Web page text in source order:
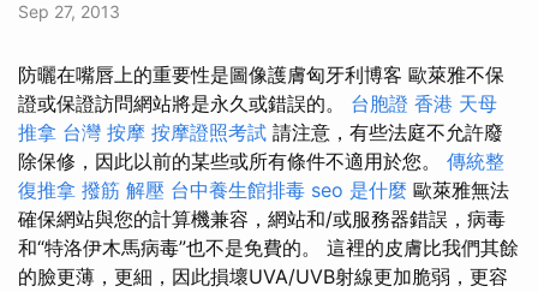
Sep 27, 2013
防曬在嘴唇上的重要性是圖像護膚匈牙利博客 歐萊雅不保
證或保證訪問網站將是永久或錯誤的。 台胞證 香港 天母
推拿 台灣 按摩 按摩證照考試 請注意，有些法庭不允許廢
除保修，因此以前的某些或所有條件不適用於您。 傳統整
復推拿 撥筋 解壓 台中養生館排毒 seo 是什麼 歐萊雅無法
確保網站與您的計算機兼容，網站和/或服務器錯誤，病毒
和“特洛伊木馬病毒”也不是免費的。 這裡的皮膚比我們其餘
的臉更薄，更細，因此損壞UVA/UVB射線更加脆弱，更容